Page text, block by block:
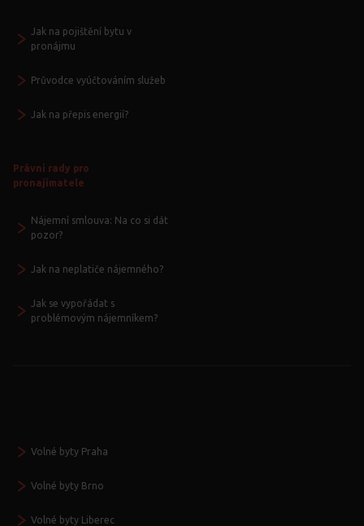
Jak na pojištění bytu v
pronájmu
Průvodce vyúčtováním služeb
Jak na přepis energií?
Právní rady pro
pronajímatele
Nájemní smlouva: Na co si dát
pozor?
Jak na neplatiče nájemného?
Jak se vypořádat s
problémovým nájemníkem?
Volné byty Praha
Volné byty Brno
Volné byty Liberec